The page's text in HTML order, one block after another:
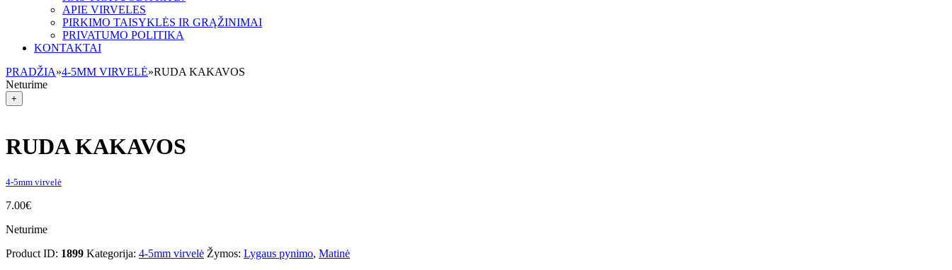
APIE VIRVELES
PIRKIMO TAISYKLĖS IR GRĄŽINIMAI
PRIVATUMO POLITIKA
KONTAKTAI
PRADŽIA»4-5MM VIRVELĖ»RUDA KAKAVOS
Neturime
+
RUDA KAKAVOS
4-5mm virvelė
7.00€
Neturime
Product ID: 1899 Kategorija: 4-5mm virvelė Žymos: Lygaus pynimo, Matinė